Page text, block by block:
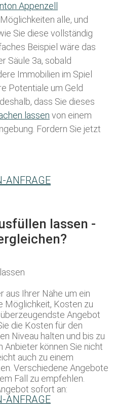
Appenzell
alle, und
Sie diese vollständig
Beispiel wäre das
Säule 3a, sobald
Immobilien im Spiel
Potentiale um Geld
dass Sie dieses
lassen von einem
Fordern Sie jetzt
ANFRAGE
lassen -
aus Ihrer Nähe um ein
Möglichkeit, Kosten zu
Angebot
die Kosten für den
Niveau halten und bis zu
Anbieter können Sie nicht
auch zu einem
Verschiedene Angebote
Fall zu empfehlen.
sofort an:
ANFRAGE